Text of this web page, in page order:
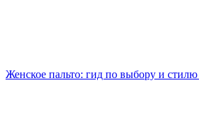
Женское пальто: гид по выбору и